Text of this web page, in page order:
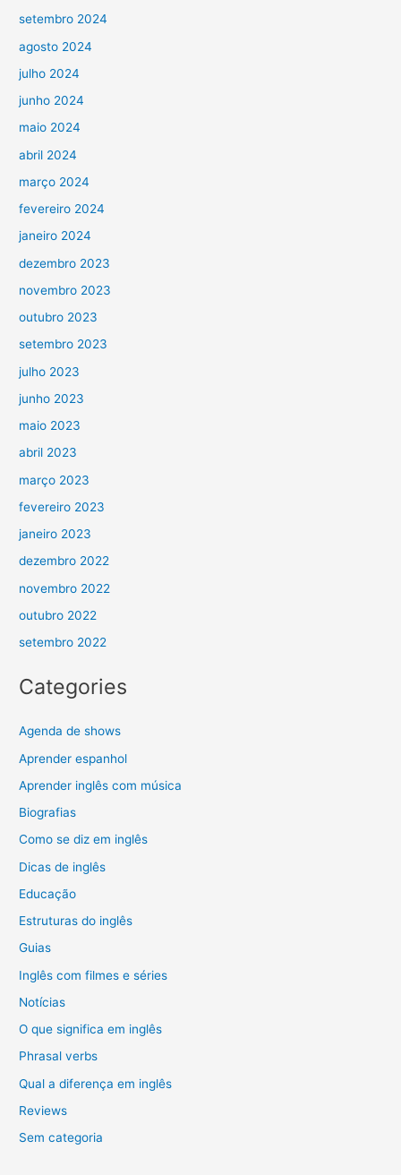
setembro 2024
agosto 2024
julho 2024
junho 2024
maio 2024
abril 2024
março 2024
fevereiro 2024
janeiro 2024
dezembro 2023
novembro 2023
outubro 2023
setembro 2023
julho 2023
junho 2023
maio 2023
abril 2023
março 2023
fevereiro 2023
janeiro 2023
dezembro 2022
novembro 2022
outubro 2022
setembro 2022
Categories
Agenda de shows
Aprender espanhol
Aprender inglês com música
Biografias
Como se diz em inglês
Dicas de inglês
Educação
Estruturas do inglês
Guias
Inglês com filmes e séries
Notícias
O que significa em inglês
Phrasal verbs
Qual a diferença em inglês
Reviews
Sem categoria